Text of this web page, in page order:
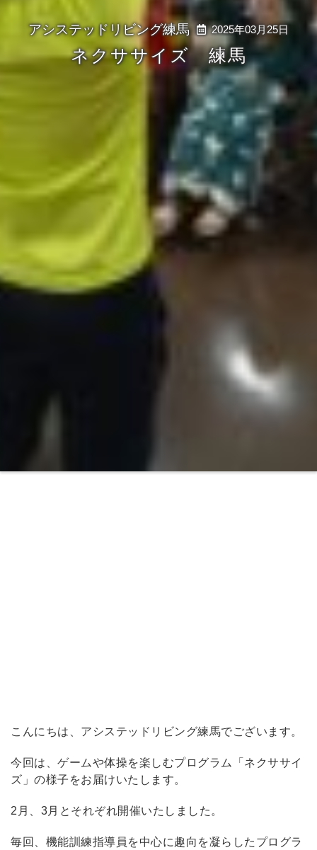
2025年03月25日
ネクササイズ 練馬
こんにちは、アシステッドリビング練馬でございます。
今回は、ゲームや体操を楽しむプログラム「ネクササイ
ズ」の様子をお届けいたします。
2月、3月とそれぞれ開催いたしました。
毎回、機能訓練指導員を中心に趣向を凝らしたプログラ